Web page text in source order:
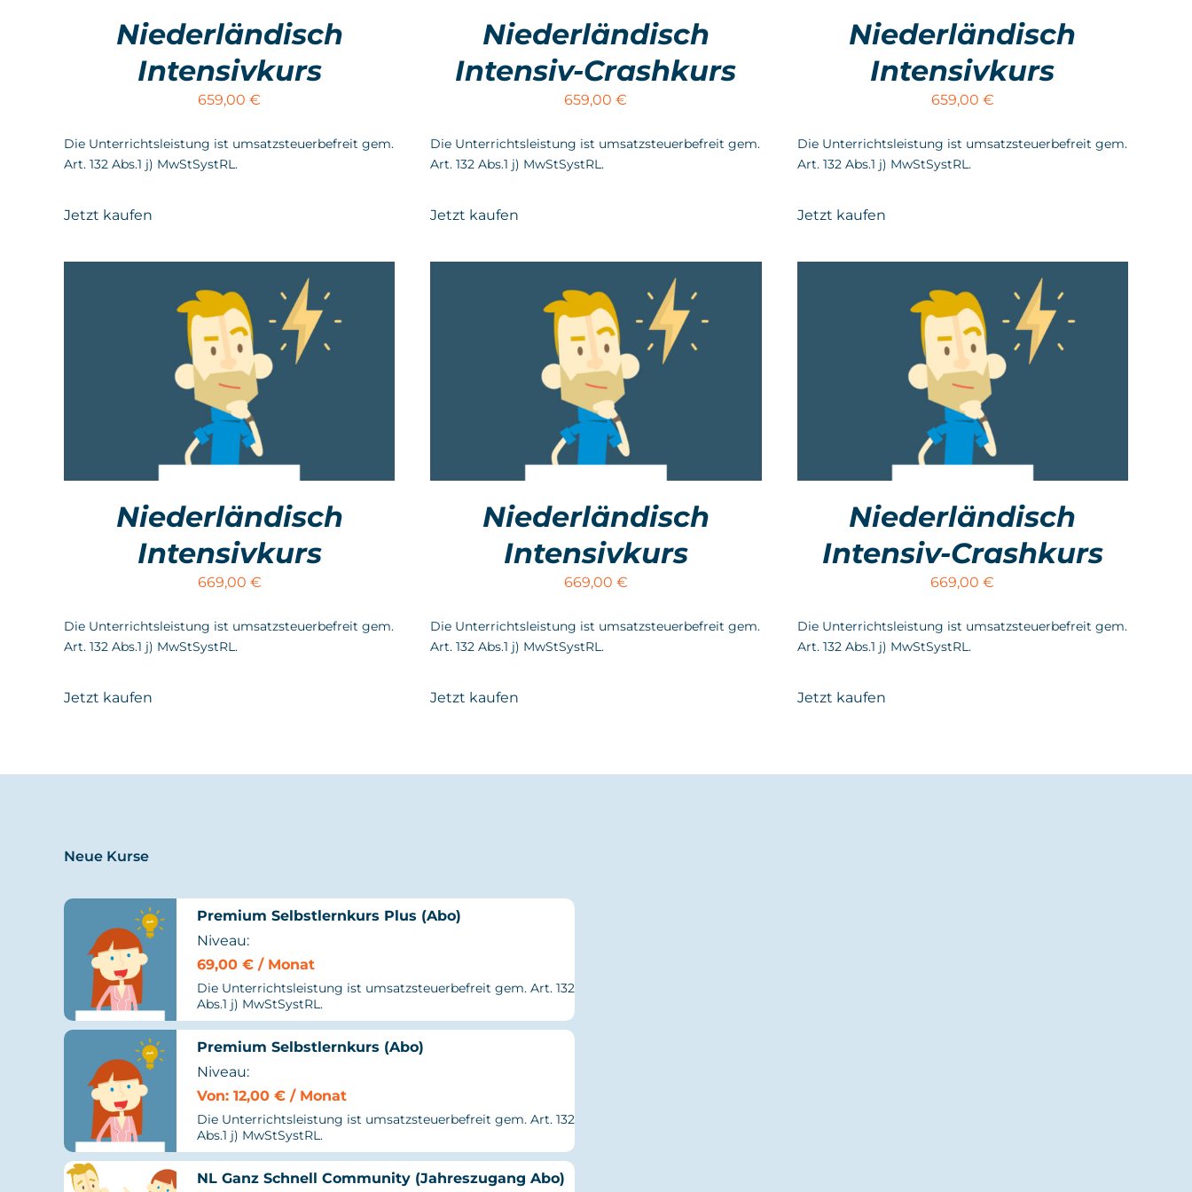
Niederländisch
Intensivkurs
659,00€
Die Unterrichtsleistung ist umsatzsteuerbefreit gem.
Art. 132 Abs.1 j) MwStSystRL.
Jetzt kaufen
Niederländisch
Intensiv-Crashkurs
659,00€
Die Unterrichtsleistung ist umsatzsteuerbefreit gem.
Art. 132 Abs.1 j) MwStSystRL.
Jetzt kaufen
Niederländisch
Intensivkurs
659,00 €
Die Unterrichtsleistung ist umsatzsteuerbefreit gem.
Art. 132 Abs.1 j) MwStSystRL.
Jetzt kaufen
Niederländisch
Intensivkurs
669,00 €
Die Unterrichtsleistung ist umsatzsteuerbefreit gem.
Art. 132 Abs.1 j) MwStSystRL.
Jetzt kaufen
IN DEN WARENKORB
Niederländisch
Intensivkurs
669,00 €
Die Unterrichtsleistung ist umsatzsteuerbefreit gem.
Art. 132 Abs.1 j) MwStSystRL.
Jetzt kaufen
IN DEN WARENKORB
Niederländisch
Intensiv-Crashkurs
669,00€
Die Unterrichtsleistung ist umsatzsteuerbefreit gem.
Art. 132 Abs.1 j) MwStSystRL.
Jetzt kaufen
Neue Kurse
Premium Selbstlernkurs Plus (Abo)
Niveau:
69,00 € / Monat
Die Unterrichtsleistung ist umsatzsteuerbefreit gem. Art. 132
Abs.1 j) MwStSystRL.
Premium Selbstlernkurs (Abo)
Niveau:
Von: 12,00 € / Monat
Die Unterrichtsleistung ist umsatzsteuerbefreit gem. Art. 132
Abs.1 j) MwStSystRL.
NL Ganz Schnell Community (Jahreszugang Abo)